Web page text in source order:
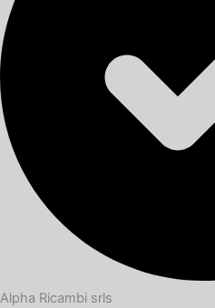
Alpha Ricambi srls